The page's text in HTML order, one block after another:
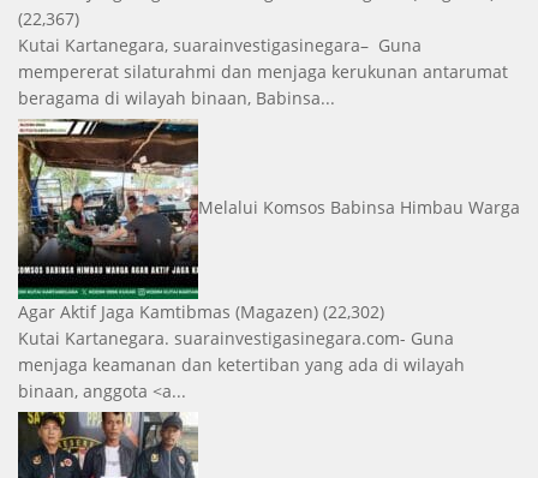
(22,367)
Kutai Kartanegara, suarainvestigasinegara– Guna
mempererat silaturahmi dan menjaga kerukunan antarumat
beragama di wilayah binaan, Babinsa...
Melalui Komsos Babinsa Himbau Warga
Agar Aktif Jaga Kamtibmas (Magazen) (22,302)
Kutai Kartanegara. suarainvestigasinegara.com- Guna
menjaga keamanan dan ketertiban yang ada di wilayah
binaan, anggota <a...